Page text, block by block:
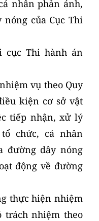
nhân phản ánh,
của Cục Thi
cục Thi hành án
vụ theo Quy
kiện cơ sở vật
tiếp nhận, xử lý
chức, cá nhân
đường dây nóng
động về đường
thực hiện nhiệm
trách nhiệm theo